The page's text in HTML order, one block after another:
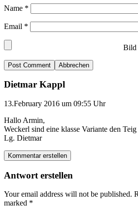
Name *
Email *
Bild
Abbrechen
Dietmar Kappl
13.February 2016 um 09:55 Uhr
Hallo Armin,
Weckerl sind eine klasse Variante den
Lg. Dietmar
Kommentar erstellen
Antwort erstellen
Your email address will not be published.
marked *